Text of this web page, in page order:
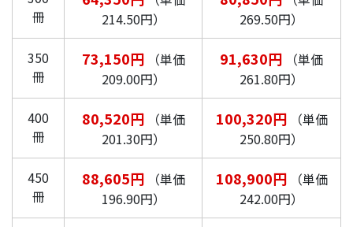
冊
214.50円）
269.50円）
350
冊
73,150円（単価
209.00円）
91,630円 （単価
261.80円）
400
冊
80,520円（単価
201.30円）
100,320円（単価
250.80円）
450
冊
88,605円（単価
196.90円）
108,900円（単価
242.00円）